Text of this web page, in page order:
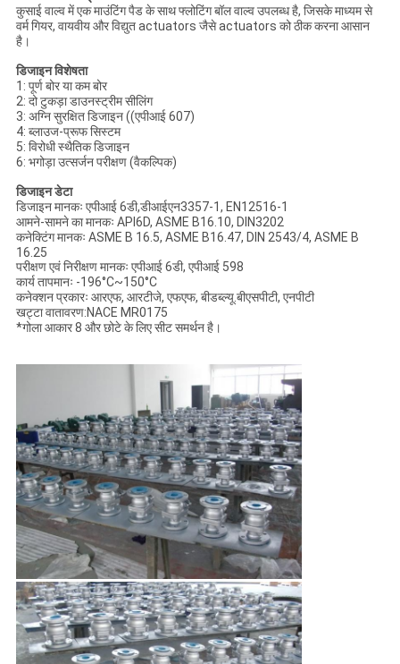
कुसाई वाल्व में एक माउंटिंग पैड के साथ फ्लोटिंग बॉल वाल्व उपलब्ध है, जिसके माध्यम से
वर्म गियर, वायवीय और विद्युत actuators जैसे actuators को ठीक करना आसान
है।
डिजाइन विशेषता
1: पूर्ण बोर या कम बोर
2: दो टुकड़ा डाउनस्ट्रीम सीलिंग
3: अग्नि सुरक्षित डिजाइन ((एपीआई 607)
4: ब्लाउज-प्रूफ सिस्टम
5: विरोधी स्थैतिक डिजाइन
6: भगोड़ा उत्सर्जन परीक्षण (वैकल्पिक)
डिजाइन डेटा
डिजाइन मानकः एपीआई 6डी,डीआईएन3357-1, EN12516-1
आमने-सामने का मानकः API6D, ASME B16.10, DIN3202
कनेक्टिंग मानकः ASME B 16.5, ASME B16.47, DIN 2543/4, ASME B
16.25
परीक्षण एवं निरीक्षण मानकः एपीआई 6डी, एपीआई 598
कार्य तापमानः -196°C~150°C
कनेक्शन प्रकारः आरएफ, आरटीजे, एफएफ, बीडब्ल्यू.बीएसपीटी, एनपीटी
खट्टा वातावरण:NACE MR0175
*गोला आकार 8 और छोटे के लिए सीट समर्थन है।